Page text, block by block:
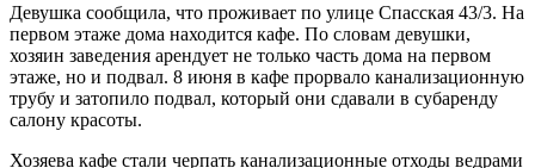
Девушка сообщила, что проживает по улице Спасская 43/3. На
первом этаже дома находится кафе. По словам девушки,
хозяин заведения арендует не только часть дома на первом
этаже, но и подвал. 8 июня в кафе прорвало канализационную
трубу и затопило подвал, который они сдавали в субаренду
салону красоты.
Хозяева кафе стали черпать канализационные отходы ведрами